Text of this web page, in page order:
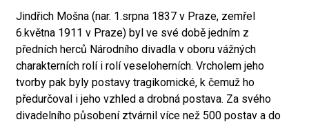
Jindřich Mošna (nar. 1.srpna 1837 v Praze, zemřel
6.května 1911 v Praze) byl ve své době jedním z
předních herců Národního divadla v oboru vážných
charakterních rolí i rolí veseloherních. Vrcholem jeho
tvorby pak byly postavy tragikomické, k čemuž ho
předurčoval i jeho vzhled a drobná postava. Za svého
divadelního působení ztvárnil více než 500 postav a do